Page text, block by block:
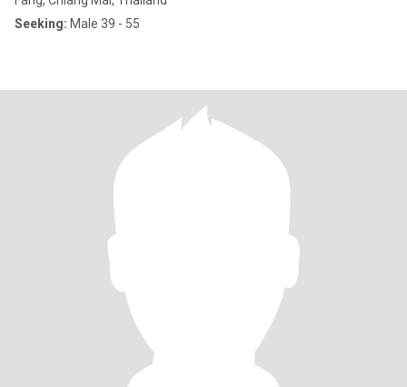
Seeking: Male 39 - 55